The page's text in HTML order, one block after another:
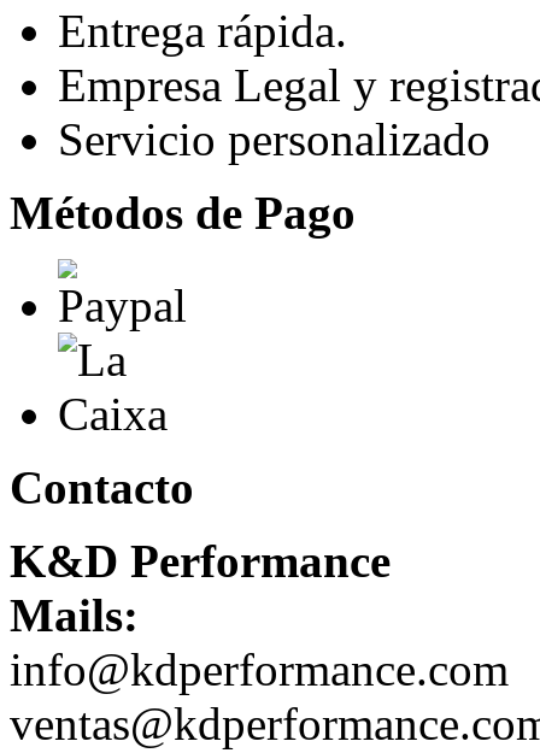
Entrega rápida.
Empresa Legal y
Servicio personalizado
Métodos de Pago
Contacto
K&D Performance
Mails:
info@kdperformance.com